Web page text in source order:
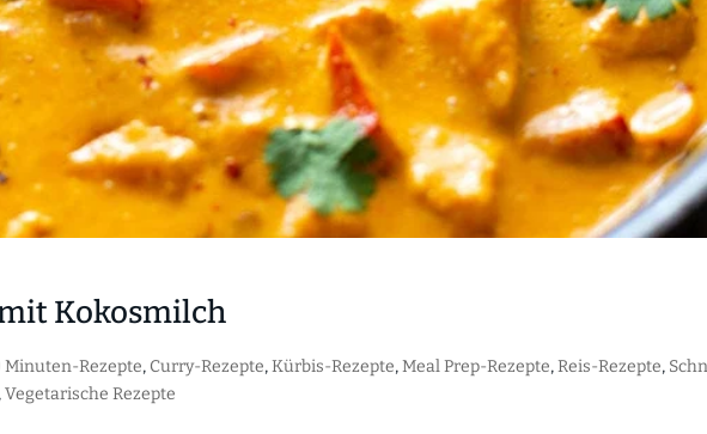
Kokosmilch
Minuten-Rezepte, Curry-Rezepte,Kürbis-Rezepte,Meal Prep-Rezepte,Reis-Rezepte,
,Vegetarische Rezepte